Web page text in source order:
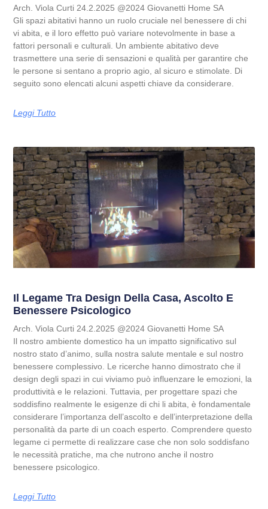
Arch. Viola Curti 24.2.2025 @2024 Giovanetti Home SA
Gli spazi abitativi hanno un ruolo cruciale nel benessere di chi
vi abita, e il loro effetto può variare notevolmente in base a
fattori personali e culturali. Un ambiente abitativo deve
trasmettere una serie di sensazioni e qualità per garantire che
le persone si sentano a proprio agio, al sicuro e stimolate. Di
seguito sono elencati alcuni aspetti chiave da considerare.
Leggi Tutto
Il Legame Tra Design Della Casa, Ascolto E
Benessere Psicologico
Arch. Viola Curti 24.2.2025 @2024 Giovanetti Home SA
Il nostro ambiente domestico ha un impatto significativo sul
nostro stato d’animo, sulla nostra salute mentale e sul nostro
benessere complessivo. Le ricerche hanno dimostrato che il
design degli spazi in cui viviamo può influenzare le emozioni, la
produttività e le relazioni. Tuttavia, per progettare spazi che
soddisfino realmente le esigenze di chi li abita, è fondamentale
considerare l’importanza dell’ascolto e dell’interpretazione della
personalità da parte di un coach esperto. Comprendere questo
legame ci permette di realizzare case che non solo soddisfano
le necessità pratiche, ma che nutrono anche il nostro
benessere psicologico.
Leggi Tutto